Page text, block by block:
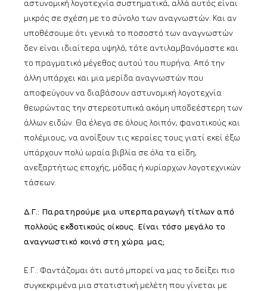
αστυνομική λογοτεχνία συστηματικά, αλλά αυτός είναι
μικρός σε σχέση με το σύνολο των αναγνωστών. Και αν
υποθέσουμε ότι γενικά το ποσοστό των αναγνωστών
δεν είναι ιδιαίτερα υψηλό, τότε αντιλαμβανόμαστε και
το πραγματικό μέγεθος αυτού του πυρήνα. Από την
άλλη υπάρχει και μια μερίδα αναγνωστών που
αποφεύγουν να διαβάσουν αστυνομική λογοτεχνία
θεωρώντας την στερεοτυπικά ακόμη υποδεέστερη των
άλλων ειδών. Θα έλεγα σε όλους λοιπόν, φανατικούς και
πολέμιους, να ανοίξουν τις κεραίες τους γιατί εκεί έξω
υπάρχουν πολύ ωραία βιβλία σε όλα τα είδη,
ανεξαρτήτως εποχής, μόδας ή κυρίαρχων λογοτεχνικών
τάσεων.
Δ.Γ.: Παρατηρούμε μια υπερπαραγωγή τίτλων από
πολλούς εκδοτικούς οίκους. Είναι τόσο μεγάλο το
αναγνωστικό κοινό στη χώρα μας;
Ε.Γ.: Φαντάζομαι ότι αυτό μπορεί να μας το δείξει πιο
συγκεκριμένα μια στατιστική μελέτη που γίνεται με